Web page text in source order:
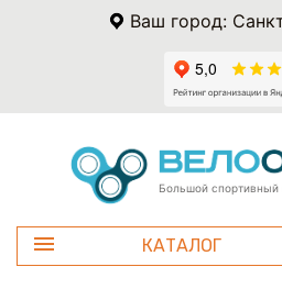
Ваш город:
Большой спортивный
КАТАЛОГ